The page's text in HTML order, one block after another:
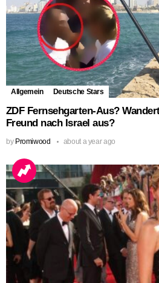
Allgemein Deutsche Stars
ZDF Fernsehgarten-Aus?
Freund nach Israel aus?
by Promiwood about a year ago